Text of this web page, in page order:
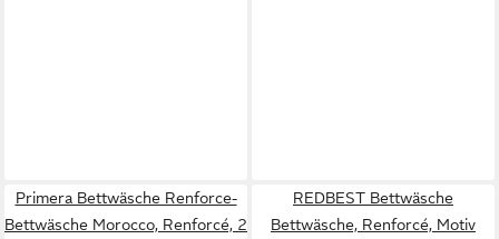
Primera Bettwäsche Renforce-
Bettwäsche Morocco, Renforcé, 2
REDBEST Bettwäsche
Bettwäsche, Renforcé, Motiv